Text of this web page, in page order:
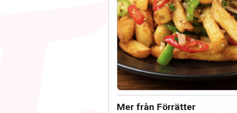
Mer från Förrätter